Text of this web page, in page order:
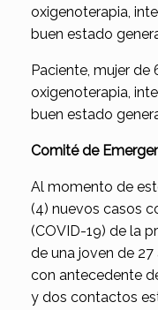
oxigenoterapia,
buen estado
Paciente, mujer de
oxigenoterapia,
buen estado
Comité de
Al momento de
(4) nuevos casos
(COVID-19) de la
de una joven de
con antecedente
y dos contactos